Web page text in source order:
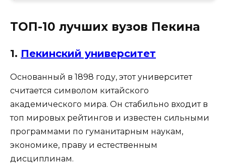
ТОП-10 лучших вузов Пекина
1. Пекинский университет
Основанный в 1898 году, этот университет
считается символом китайского
академического мира. Он стабильно входит в
топ мировых рейтингов и известен сильными
программами по гуманитарным наукам,
экономике, праву и естественным
дисциплинам.